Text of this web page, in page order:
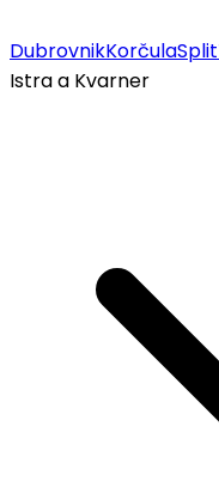
DubrovnikKorčulaSplit
Istra a Kvarner